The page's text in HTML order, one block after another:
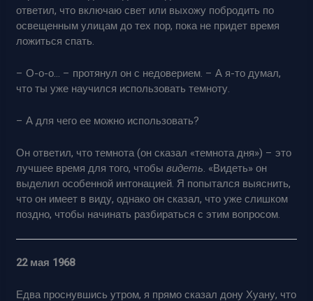
ответил, что включаю свет или выхожу побродить по
освещенным улицам до тех пор, пока не придет время
ложиться спать.
– О-о-о… – протянул он с недоверием. – А я-то думал,
что ты уже научился использовать темноту.
– А для чего ее можно использовать?
Он ответил, что темнота (он сказал «темнота дня») – это
лучшее время для того, чтобывидеть. «Видеть» он
выделил особенной интонацией. Я попытался выяснить,
что он имеет в виду, однако он сказал, что уже слишком
поздно, чтобы начинать разбираться с этим вопросом.
22 мая 1968
Едва проснувшись утром, я прямо сказал дону Хуану, что